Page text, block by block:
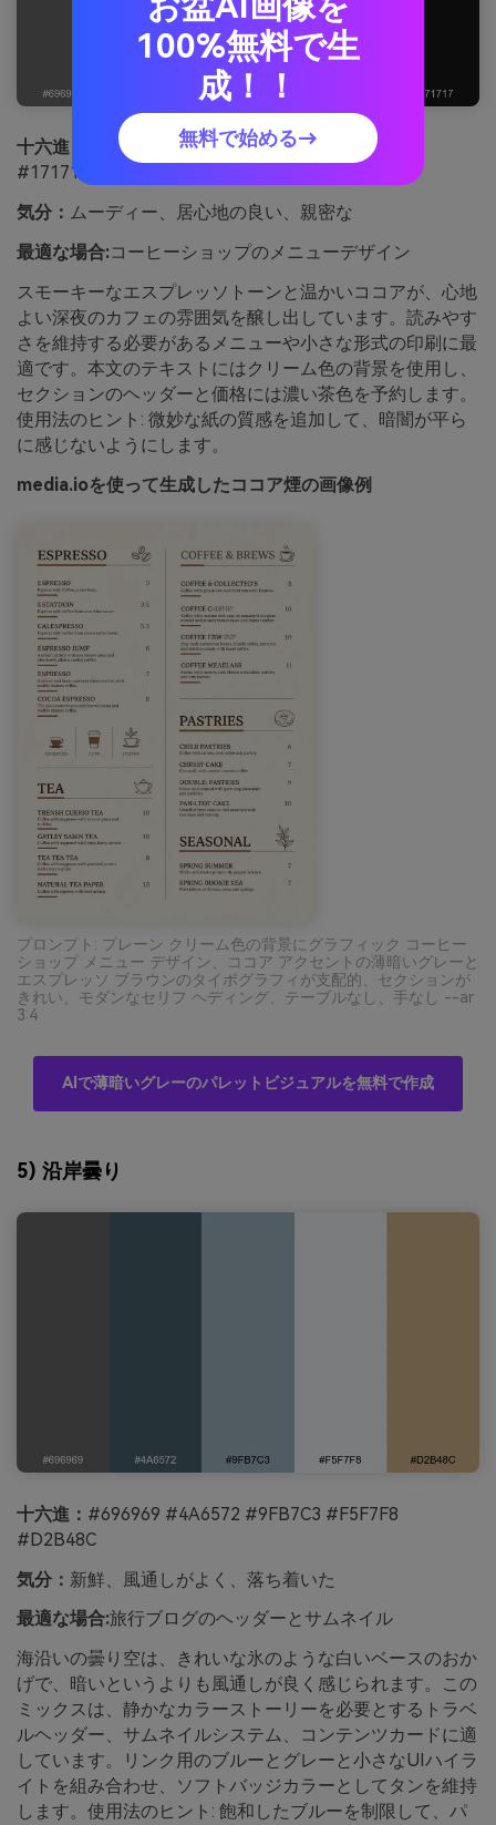
十六進：
#696969 #3B2F2A #8A6F5A #E9DFD3
#171717
気分： ムーディー、居心地の良い、親密な
最適な場合:コーヒーショップのメニューデザイン
スモーキーなエスプレッソトーンと温かいココアが、心地
よい深夜のカフェの雰囲気を醸し出しています。読みやす
さを維持する必要があるメニューや小さな形式の印刷に最
適です。本文のテキストにはクリーム色の背景を使用し、
セクションのヘッダーと価格には濃い茶色を予約します。
使用法のヒント: 微妙な紙の質感を追加して、暗闇が平ら
に感じないようにします。
media.ioを使って生成したココア煙の画像例
プロンプト: プレーン クリーム色の背景にグラフィック コーヒー
ショップ メニュー デザイン、ココア アクセントの薄暗いグレーと
エスプレッソ ブラウンのタイポグラフィが支配的、セクションが
きれい、モダンなセリフ ヘディング、テーブルなし、手なし --ar
3:4
AIで薄暗いグレーのパレットビジュアルを無料で作成
5) 沿岸曇り
十六進： #696969 #4A6572 #9FB7C3 #F5F7F8
#D2B48C
気分： 新鮮、風通しがよく、落ち着いた
最適な場合:旅行ブログのヘッダーとサムネイル
海沿いの曇り空は、きれいな氷のような白いベースのおか
げで、暗いというよりも風通しが良く感じられます。この
ミックスは、静かなカラーストーリーを必要とするトラベ
ルヘッダー、サムネイルシステム、コンテンツカードに適
しています。リンク用のブルーとグレーと小さなUIハイラ
イトを組み合わせ、ソフトバッジカラーとしてタンを維持
します。使用法のヒント: 飽和したブルーを制限して、パ
100%無料で生
成！！
無料で始める→